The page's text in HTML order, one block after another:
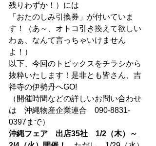
残りわずか！）には
「おたのしみ引換券」が付いていま
す！（あ～、オトコ引き換えて欲しい
わぁ、なんて言っちゃいけません
よ！）
以下、今回のトピックスをチラシから
抜粋いたします！是非とも皆さん、吉
祥寺の伊勢丹へGO!
（開催時間などの詳しいお問い合わせ
は　沖縄物産企業連合　090-8831-
0397まで）
沖縄フェア　出店35社　1/2（木）～